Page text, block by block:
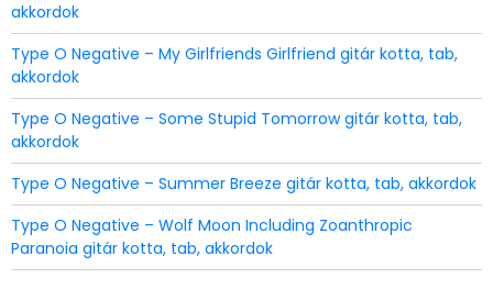
akkordok
Type O Negative – My Girlfriends Girlfriend gitár kotta, tab,
akkordok
Type O Negative – Some Stupid Tomorrow gitár kotta, tab,
akkordok
Type O Negative – Summer Breeze gitár kotta, tab, akkordok
Type O Negative – Wolf Moon Including Zoanthropic
Paranoia gitár kotta, tab, akkordok